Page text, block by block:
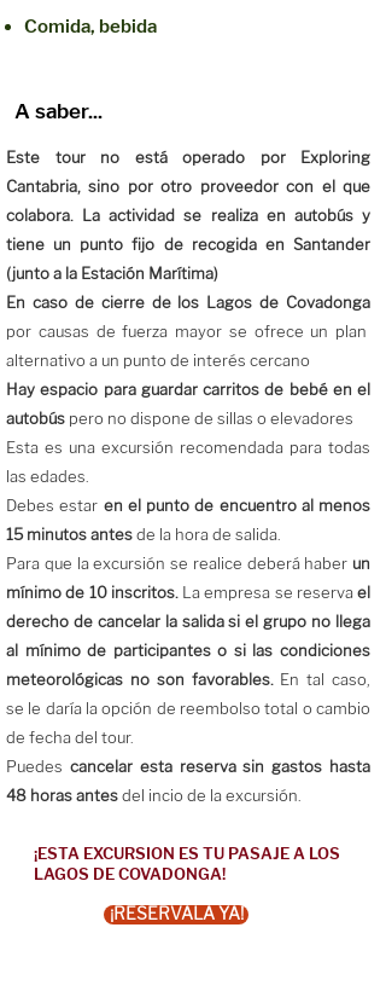
Comida, bebida
A saber...
Este tour no está operado por Exploring
Cantabria, sino por otro proveedor con el que
colabora. La actividad se realiza en autobús y
tiene un punto fijo de recogida en Santander
(junto a la Estación Marítima)
En caso de cierre de los Lagos de Covadonga
por causas de fuerza mayor se ofrece un plan
alternativo a un punto de interés cercano
Hay espacio para guardar carritos de bebé en el
autobús pero no dispone de sillas o elevadores
Esta es una excursión recomendada para todas
las edades.
Debes estar en el punto de encuentro al menos
15 minutos antesde la hora de salida.
Para que la excursión se realice deberá haber un
mínimo de 10 inscritos. La empresa se reserva el
derecho de cancelar la salida si el grupo no llega
al mínimo de participantes o si las condiciones
meteorológicas no son favorables.En tal caso,
se le daría la opción de reembolso total o cambio
de fecha del tour.
Puedes cancelar esta reserva sin gastos hasta
48 horas antesdel incio de la excursión.
¡ESTA EXCURSION ES TU PASAJE A LOS
LAGOS DE COVADONGA!
¡RESERVALA YA!